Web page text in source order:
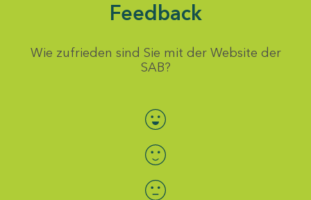
Feedback
Wie zufrieden sind Sie mit der Website der
SAB?
Bewertung auswählen